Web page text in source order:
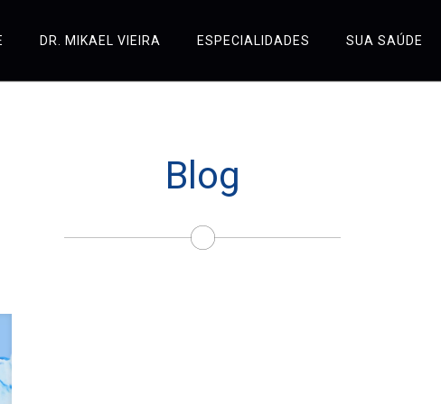
DR. MIKAEL VIEIRA ESPECIALIDADES SUA SAÚDE
Blog